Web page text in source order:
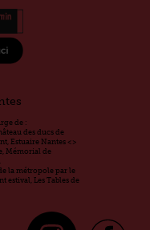
de :
des ducs de
Estuaire Nantes <>
Mémorial de
la métropole par le
estival, Les Tables de